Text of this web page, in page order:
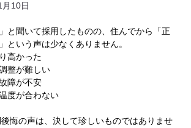
10日
と聞いて採用したものの、住んでから「正
という声は少なくありません。
高かった
整が難しい
障が不安
度が合わない
悔の声は、決して珍しいものではありませ